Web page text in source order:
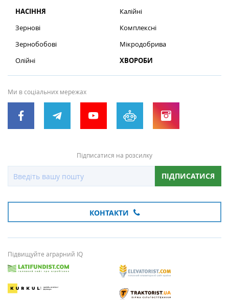
НАСІННЯ
Зернові
Зернобобові
Олійні
Калійні
Комплексні
Мікродобрива
ХВОРОБИ
Ми в соціальних мережах
Підписатися на розсилку
ПІДПИСАТИСЯ
КОНТАКТИ
Підвищуйте аграрний IQ